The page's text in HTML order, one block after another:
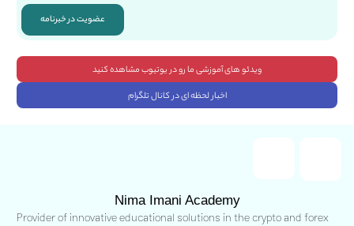
عضویت در خبرنامه
ویدئو های آموزشی ما رو در یوتیوب مشاهده کنید
اخبار لحظه ای در کانال تلگرام
Nima Imani Academy
Provider of innovative educational solutions in the crypto and forex